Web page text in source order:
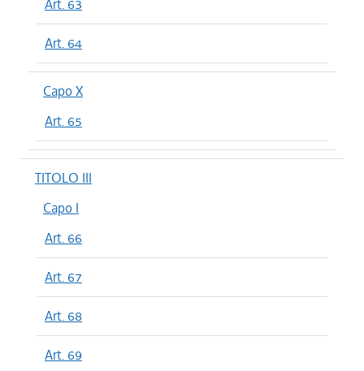
Art. 63
Art. 64
Capo X
Art. 65
TITOLO III
Capo I
Art. 66
Art. 67
Art. 68
Art. 69